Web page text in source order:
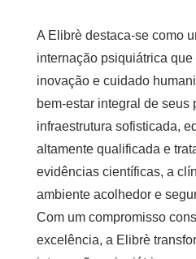
A Elibrè destaca-se como
internação psiquiátrica
inovação e cuidado
bem-estar integral de seus
infraestrutura sofisticada,
altamente qualificada e
evidências científicas, a
ambiente acolhedor e
Com um compromisso
excelência, a Elibrè